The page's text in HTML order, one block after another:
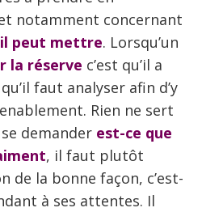
notamment concernant
peut mettre. Lorsqu’un
la réserve c’est qu’il a
faut analyser afin d’y
Rien ne sert
demander est-ce que
, il faut plutôt
de la bonne façon, c’est-
à ses attentes. Il